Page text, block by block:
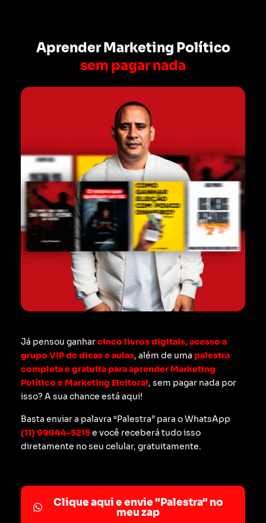
Aprender Marketing Político
sem pagar nada
Já pensou ganharcinco livros digitais, acesso a
grupo VIP de dicas e aulas, além de uma palestra
completa e gratuita para aprender Marketing
Político e Marketing Eleitoral, sem pagar nada por
isso? A sua chance está aqui!
Basta enviar a palavra “Palestra” para o WhatsApp
(11) 99944-5215e você receberá tudo isso
diretamente no seu celular, gratuitamente.
Clique aqui e envie "Palestra" no
meu zap